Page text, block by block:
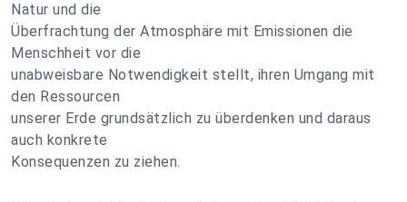
Natur und die
Überfrachtung der Atmosphäre mit Emissionen die
Menschheit vor die
unabweisbare Notwendigkeit stellt, ihren Umgang mit
den Ressourcen
unserer Erde grundsätzlich zu überdenken und daraus
auch konkrete
Konsequenzen zu ziehen.